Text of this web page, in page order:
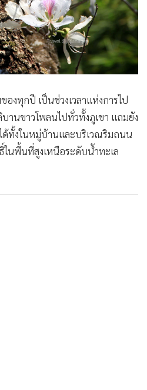
งทุกปี เป็นช่วงเวลาแห่งการไป
านขาวโพลนไปทั่วทั้งภูเขา แถมยัง
ทั้งในหมู่บ้านและบริเวณริมถนน
ในพื้นที่สูงเหนือระดับน้ำทะเล